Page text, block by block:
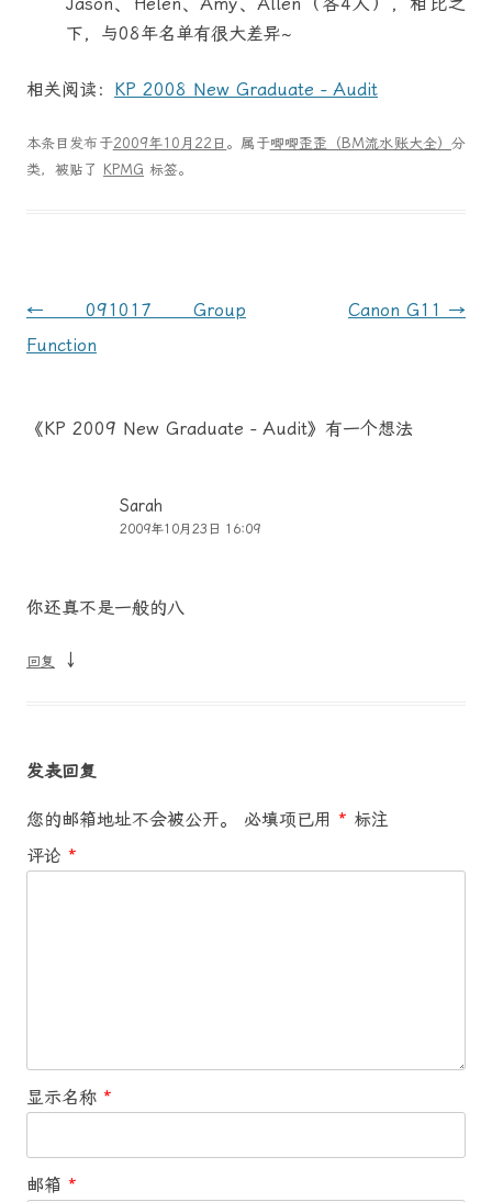
下，与08年名单有很大差异~
相关阅读： KP 2008 New Graduate - Audit
本条目发布于2009年10月22日 。属于唧唧歪歪（BM流水账大全）分
类，被贴了 KPMG 标签。
文
章
航
← 091017 Group
Function
Canon G11 →
《KP 2009 New Graduate - Audit》有一个想法
Sarah
2009年10月23日 16:09
你还真不是一般的八
回复 ↓
发表回复
您的邮箱地址不会被公开。 必填项已用 * 标注
评论 *
显示名称 *
邮箱 *